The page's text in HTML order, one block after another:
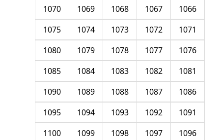
1066
1067
1068
1069
1070
1071
1072
1073
1074
1075
1076
1077
1078
1079
1080
1081
1082
1083
1084
1085
1086
1087
1088
1089
1090
1091
1092
1093
1094
1095
1096
1097
1098
1099
1100